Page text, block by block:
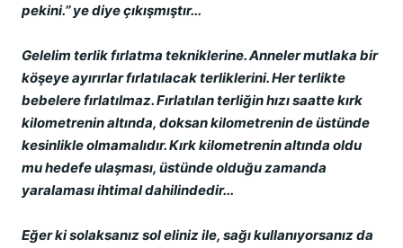
pekini.’’ ye diye çıkışmıştır...
Gelelim terlik fırlatma tekniklerine. Anneler mutlaka bir
köşeye ayırırlar fırlatılacak terliklerini. Her terlikte
bebelere fırlatılmaz. Fırlatılan terliğin hızı saatte kırk
kilometrenin altında, doksan kilometrenin de üstünde
kesinlikle olmamalıdır. Kırk kilometrenin altında oldu
mu hedefe ulaşması, üstünde olduğu zamanda
yaralaması ihtimal dahilindedir...
Eğer ki solaksanız sol eliniz ile, sağı kullanıyorsanız da